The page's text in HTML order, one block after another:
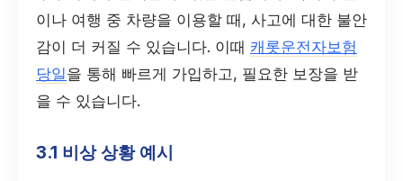
이나 여행 중 차량을 이용할 때, 사고에 대한 불안
감이 더 커질 수 있습니다. 이때 캐롯운전자보험
당일을 통해 빠르게 가입하고, 필요한 보장을 받
을 수 있습니다.
3.1 비상 상황 예시